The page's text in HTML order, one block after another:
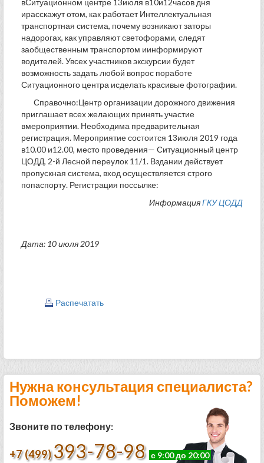
вСитуационном центре 13июля в10и12часов дня
ирасскажут отом, как работает Интеллектуальная
транспортная система, почему возникают заторы
надорогах, как управляют светофорами, следят
заобщественным транспортом иинформируют
водителей. Увсех участников экскурсии будет
возможность задать любой вопрос поработе
Ситуационного центра исделать красивые фотографии.
Справочно:Центр организации дорожного движения
приглашает всех желающих принять участие
вмероприятии. Необходима предварительная
регистрация. Мероприятие состоится 13июля 2019 года
в10.00 и12.00, место проведения— Ситуационный центр
ЦОДД, 2-й Лесной переулок 11/1. Вздании действует
пропускная система, вход осуществляется строго
попаспорту. Регистрация поссылке:
ИнформацияГКУ ЦОДД
Дата: 10 июля 2019
Распечатать
Нужна консультация специалиста?
Поможем!
Звоните по телефону:
+7 (499) 393-78-98 с 9:00 до 20:00